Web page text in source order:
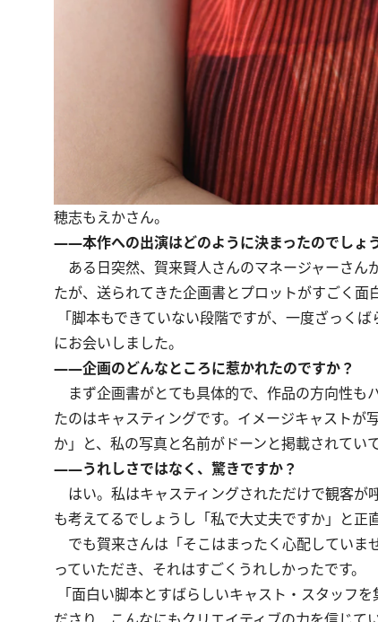
穂志もえかさん。
――本作への出演はどのように決まったのでしょう
ある日突然、賀来賢人さんのマネージャーさん
たが、送られてきた企画書とプロットがすごく面
「脚本もできていない段階ですが、一度ざっく
にお会いしました。
――企画のどんなところに惹かれたのですか？
まず企画書がとても具体的で、作品の方向性も
たのはキャスティングです。イメージキャスト
か」と、私の写真と名前がドーンと掲載されてい
――うれしさではなく、驚きですか？
はい。私はキャスティングされただけで観客
も考えてるでしょうし「私で大丈夫ですか」と正
でも賀来さんは「そこはまったく心配していま
っていただき、それはすごくうれしかったです。
「面白い脚本とすばらしいキャスト・スタッフ